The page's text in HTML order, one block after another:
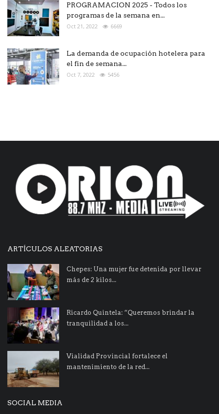
PROGRAMACION 2025 - Todos los
programas de la semana en...
Oct 21, 2022 6669
La demanda de ocupación hotelera para
el fin de semana...
Oct 7, 2022 5456
ARTÍCULOS ALEATORIAS
Chepes: Una mujer fue detenida por llevar
más de 2 kilos...
Ricardo Quintela: “Queremos brindar la
tranquilidad a los...
Vialidad Provincial fortalece el
mantenimiento de la red...
SOCIAL MEDIA